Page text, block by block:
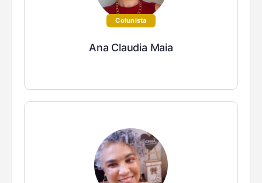
Colunista
Ana Claudia Maia